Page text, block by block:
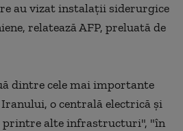
au vizat instalaţii siderurgice
relatează AFP, preluată de
dintre cele mai importante
o centrală electrică şi
printre alte infrastructuri", "în